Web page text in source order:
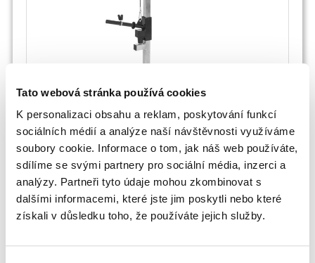
Tato webová stránka používá cookies
K personalizaci obsahu a reklam, poskytování funkcí
sociálních médií a analýze naší návštěvnosti využíváme
soubory cookie. Informace o tom, jak náš web používáte,
sdílíme se svými partnery pro sociální média, inzerci a
analýzy. Partneři tyto údaje mohou zkombinovat s
dalšími informacemi, které jste jim poskytli nebo které
získali v důsledku toho, že používáte jejich služby.
Věž s horní kladkou
Chromovaná věž rozšiřuje stanici o cviky tahem
shora; maximální zatížení horní kladky je 50 kg.